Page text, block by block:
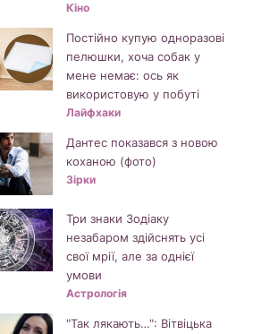
Кіно
Постійно купую одноразові
пелюшки, хоча собак у
мене немає: ось як
використовую у побуті
Лайфхаки
Дантес показався з новою
коханою (фото)
Зірки
Три знаки Зодіаку
незабаром здійснять усі
свої мрії, але за однієї
умови
Астрологія
"Так лякають…": Вітвіцька